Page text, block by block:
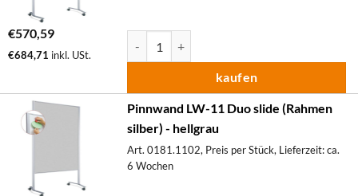
€570,59
€684,71 inkl. USt.
kaufen
Pinnwand LW-11 Duo slide (Rahmen
silber) - hellgrau
Art. 0181.1102, Preis per Stück, Lieferzeit: ca.
6 Wochen